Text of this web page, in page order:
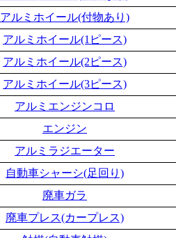
アルミホイール(付物あり)
アルミホイール(1ピース)
アルミホイール(2ピース)
アルミホイール(3ピース)
アルミエンジンコロ
エンジン
アルミラジエーター
自動車シャーシ(足回り)
廃車ガラ
廃車プレス(カープレス)